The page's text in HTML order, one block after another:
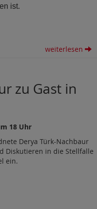
ist.
weiterlesen
zu Gast in
18 Uhr
Derya Türk-Nachbaur
Diskutieren in die Stellfalle
ein.